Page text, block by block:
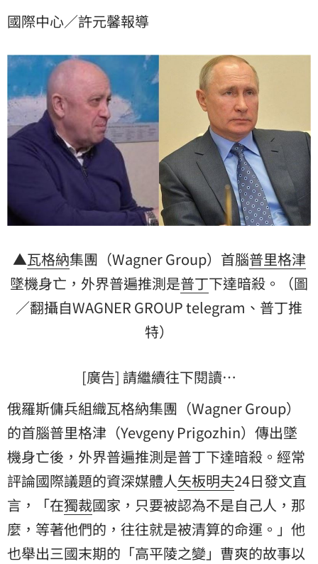
國際中心／許元馨報導
▲瓦格納集團（Wagner Group）首腦普里格津
墜機身亡，外界普遍推測是普丁下達暗殺。（圖
／翻攝自WAGNER GROUP telegram、普丁推
特）
[廣告] 請繼續往下閱讀…
俄羅斯傭兵組織瓦格納集團（Wagner Group）
的首腦普里格津（Yevgeny Prigozhin）傳出墜
機身亡後，外界普遍推測是普丁下達暗殺。經常
評論國際議題的資深媒體人矢板明夫24日發文直
言，「在獨裁國家，只要被認為不是自己人，那
麼，等著他們的，往往就是被清算的命運。」他
也舉出三國末期的「高平陵之變」曹爽的故事以